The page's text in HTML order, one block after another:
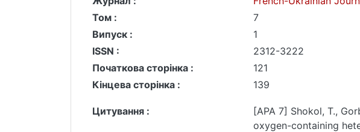
Том :
7
Випуск :
1
ISSN :
2312-3222
Початкова сторінка :
121
Кінцева сторінка :
139
Цитування :
[APA 7] Shokol, T.,
oxygen-containing